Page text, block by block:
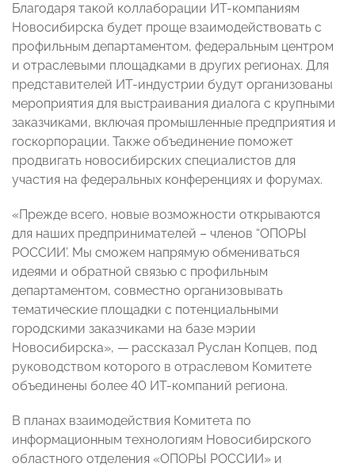
Благодаря такой коллаборации ИТ-компаниям
Новосибирска будет проще взаимодействовать с
профильным департаментом, федеральным центром
и отраслевыми площадками в других регионах. Для
представителей ИТ-индустрии будут организованы
мероприятия для выстраивания диалога с крупными
заказчиками, включая промышленные предприятия и
госкорпорации. Также объединение поможет
продвигать новосибирских специалистов для
участия на федеральных конференциях и форумах.
«Прежде всего, новые возможности открываются
для наших предпринимателей – членов “ОПОРЫ
РОССИИ’. Мы сможем напрямую обмениваться
идеями и обратной связью с профильным
департаментом, совместно организовывать
тематические площадки с потенциальными
городскими заказчиками на базе мэрии
Новосибирска», — рассказал Руслан Копцев, под
руководством которого в отраслевом Комитете
объединены более 40 ИТ-компаний региона.
В планах взаимодействия Комитета по
информационным технологиям Новосибирского
областного отделения «ОПОРЫ РОССИИ» и